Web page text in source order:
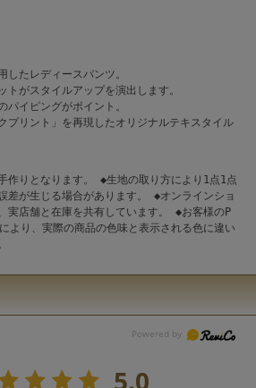
したレディースパンツ。
トがスタイルアップを演出します。
パイピングがポイント。
プリント」を再現したオリジナルテキスタイル
作りとなります。 ◆生地の取り方により1点1点
差が生じる場合があります。 ◆オンラインショ
実店舗と在庫を共有しています。 ◆お客様のP
より、実際の商品の色味と表示される色に違い
5.0